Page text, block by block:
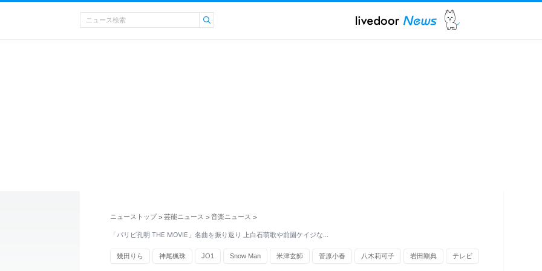
ニューストップ > 芸能ニュース > 音楽ニュース >
「パリピ孔明 THE MOVIE」名曲を振り返り 上白石萌歌や前園ケイジな…
幾田りら 神尾楓珠 JO1 Snow Man 米津玄師 菅原小春 八木莉可子 岩田剛典 テレビ